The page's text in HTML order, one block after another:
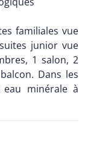
familiales vue
junior vue
1 salon, 2
Dans les
minérale à